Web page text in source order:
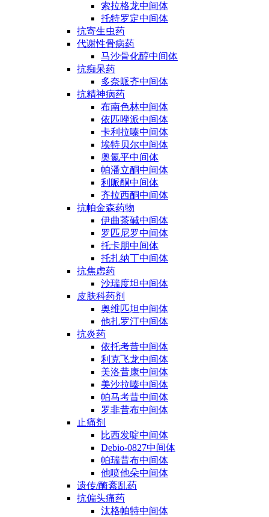
索拉格龙中间体
托特罗定中间体
抗寄生虫药
代谢性骨病药
马沙骨化醇中间体
抗痴呆药
多奈哌齐中间体
抗精神病药
布南色林中间体
依匹唑派中间体
卡利拉嗪中间体
埃特贝尔中间体
奥氮平中间体
帕潘立酮中间体
利哌酮中间体
齐拉西酮中间体
抗帕金森药物
伊曲茶碱中间体
罗匹尼罗中间体
托卡朋中间体
托扎纳丁中间体
抗焦虑药
沙瑞度坦中间体
皮肤科药剂
奥维匹坦中间体
他扎罗汀中间体
抗炎药
依托考昔中间体
利克飞龙中间体
美洛昔康中间体
美沙拉嗪中间体
帕马考昔中间体
罗非昔布中间体
止痛剂
比西发啶中间体
Debio-0827中间体
帕瑞昔布中间体
他喷他朵中间体
遗传/酶紊乱药
抗偏头痛药
汰格帕特中间体